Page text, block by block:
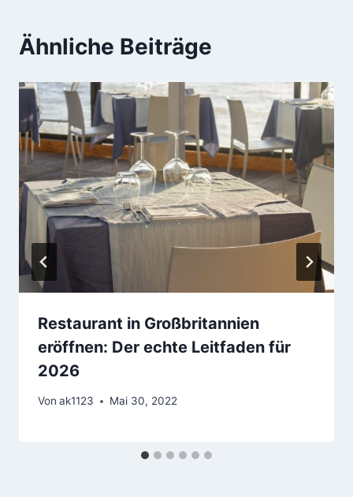
Ähnliche Beiträge
Restaurant in Großbritannien
eröffnen: Der echte Leitfaden für
2026
Von ak1123 Mai 30, 2022